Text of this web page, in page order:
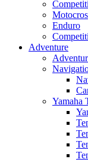
Enduro
Adventure
Yamaha